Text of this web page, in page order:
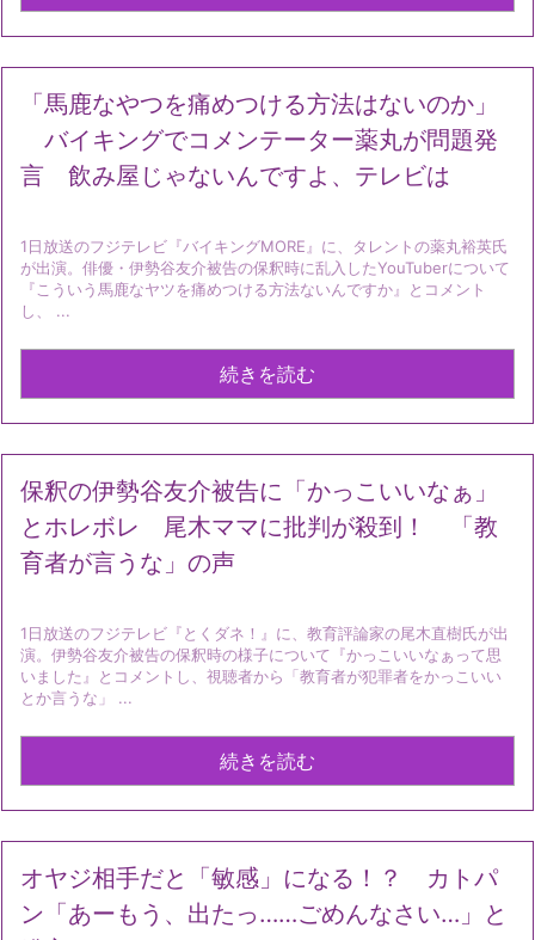
「馬鹿なやつを痛めつける方法はないのか」
バイキングでコメンテーター薬丸が問題発
言 飲み屋じゃないんですよ、テレビは
1日放送のフジテレビ『バイキングMORE』に、タレントの薬丸裕英氏
が出演。俳優・伊勢谷友介被告の保釈時に乱入したYouTuberについて
『こういう馬鹿なヤツを痛めつける方法ないんですか』とコメント
し、 ...
続きを読む
保釈の伊勢谷友介被告に「かっこいいなぁ」
とホレボレ 尾木ママに批判が殺到！ 「教
育者が言うな」の声
1日放送のフジテレビ『とくダネ！』に、教育評論家の尾木直樹氏が出
演。伊勢谷友介被告の保釈時の様子について『かっこいいなぁって思
いました』とコメントし、視聴者から「教育者が犯罪者をかっこいい
とか言うな」 ...
続きを読む
オヤジ相手だと「敏感」になる！？ カトパ
ン「あーもう、出たっ……ごめんなさい…」と